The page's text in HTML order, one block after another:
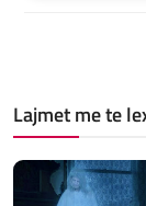
Lajmet me te